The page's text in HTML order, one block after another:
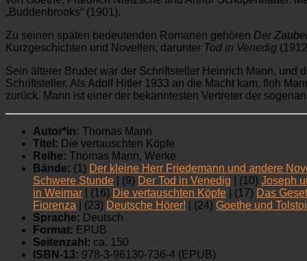
„Buddenbrooks“ (1901).
Zu seinen späten bedeutenden Romanen gehören Der
Kurzgeschichten und Novellen, darunter Tod in Venedig
Sein älterer Bruder war der Schriftsteller Heinrich Mann, und
Schriftsteller. Als Adolf Hitler 1933 an die Macht kam, floh
zurück. Mann ist einer der bekanntesten Vertreter der
Autor*in: Thomas Mann
Titel: Die vertauschten Köpfe
Reihe: Thomas Mann, Werke
Bände: (1) Der kleine Herr Friedemann und andere
Schwere Stunde | (9) Der Tod in Venedig | (10) Joseph
in Weimar | (16) Die vertauschten Köpfe | (17) Das
Fiorenza | (23) Deutsche Hörer! | (24) Goethe und Tolstoi
Sprache: Deutsch
Format: EPUB
Seitenzahl: ca. 150
ISBN-13: 978-3-96130-736-4 (EPUB)